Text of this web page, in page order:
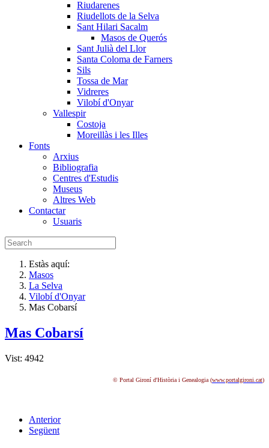
Riudarenes
Riudellots de la Selva
Sant Hilari Sacalm
Masos de Querós
Sant Julià del Llor
Santa Coloma de Farners
Sils
Tossa de Mar
Vidreres
Vilobí d'Onyar
Vallespir
Costoja
Moreillàs i les Illes
Fonts
Arxius
Bibliografia
Centres d'Estudis
Museus
Altres Web
Contactar
Usuaris
Estàs aquí:
Masos
La Selva
Vilobí d'Onyar
Mas Cobarsí
Mas Cobarsí
Vist: 4942
© Portal Gironí d'Història i Genealogia (www.portalgironi.cat)
Anterior
Següent